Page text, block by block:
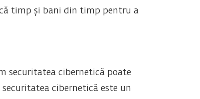
timp și bani din timp pentru a
securitatea cibernetică poate
cibernetică este un